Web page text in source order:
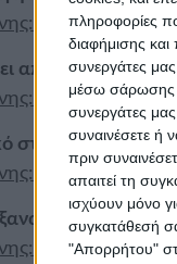
πληροφορίες
διαφήμισης
συνεργάτες
μέσω σάρωσης
συνεργάτες
συναινέσετε ή
πριν
απαιτεί τη
ισχύουν μόνο
συγκατάθεσή
"Απορρήτου"
Πατσά
από το στομάχι.
Μια ωραία
στο οποίο δεν
Σοκολάτα-
το
Γεμιστά –